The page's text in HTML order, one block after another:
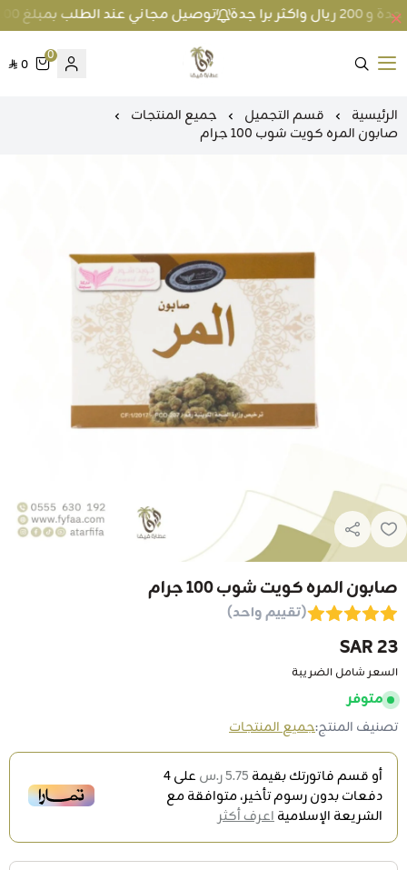
توصيل مجاني عند الطلب بمبلغ 100 ريال واكثر داخل جدة و 200 ريال واكثر برا جدة
متجر عطارة فيفا
0
0
الرئيسية قسم التجميل
جميع المنتجات
صابون المره كويت شوب 100 جرام
صابون المره كويت شوب 100 جرام
(تقييم واحد)
23 SAR
السعر شامل الضريبة
متوفر
تصنيف المنتج:جميع المنتجات
أو قسم فاتورتك بقيمة 5.75 ر.س على4
دفعات بدون رسوم تأخير، متوافقة مع
الشريعة الإسلاميةاعرف أكثر